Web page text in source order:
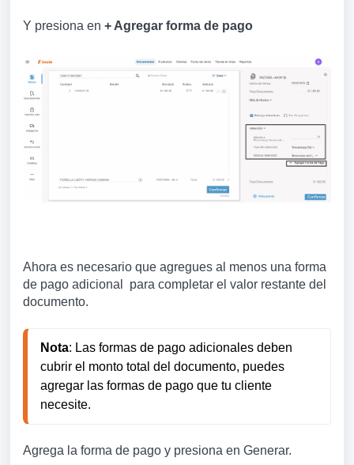
Y presiona en + Agregar forma de pago
Ahora es necesario que agregues al menos una forma
de pago adicional para completar el valor restante del
documento.
Nota: Las formas de pago adicionales deben
cubrir el monto total del documento, puedes
agregar las formas de pago que tu cliente
necesite.
Agrega la forma de pago y presiona en Generar.